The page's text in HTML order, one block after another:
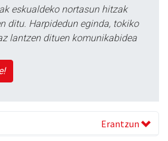
eskualdeko nortasun hitzak
ditu. Harpidedun eginda, tokiko
lantzen dituen komunikabidea
Erantzun